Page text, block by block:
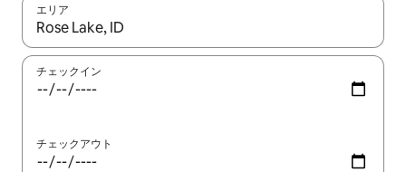
エリア
検索結果が表示されたら、上下の矢印キーを使って移動するか
チェックイン
チェックアウト